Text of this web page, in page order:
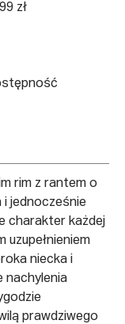
zł
rim z rantem o
i jednocześnie
charakter każdej
uzupełnieniem
niecka i
nachylenia
prawdziwego